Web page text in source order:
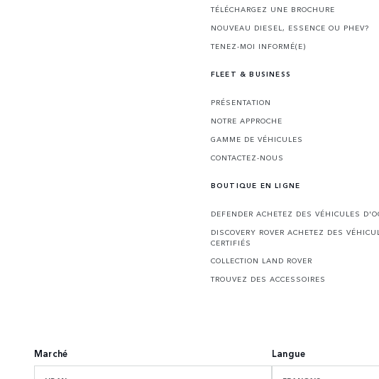
TÉLÉCHARGEZ UNE BROCHURE
NOUVEAU DIESEL, ESSENCE OU PHEV?
TENEZ-MOI INFORMÉ(E)
FLEET & BUSINESS
PRÉSENTATION
NOTRE APPROCHE
GAMME DE VÉHICULES
CONTACTEZ-NOUS
BOUTIQUE EN LIGNE
DEFENDER ACHETEZ DES VÉHICULES
DISCOVERY ROVER ACHETEZ DES
CERTIFIÉS
COLLECTION LAND ROVER
TROUVEZ DES ACCESSOIRES
Marché Langue